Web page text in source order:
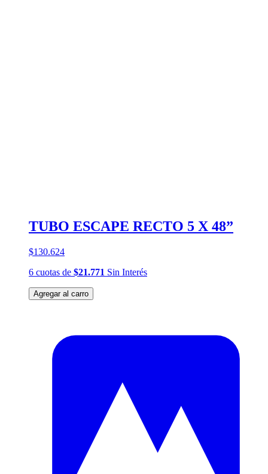
TUBO ESCAPE RECTO 5 X 48”
$130.624
6 cuotas de $21.771 Sin Interés
Agregar al carro